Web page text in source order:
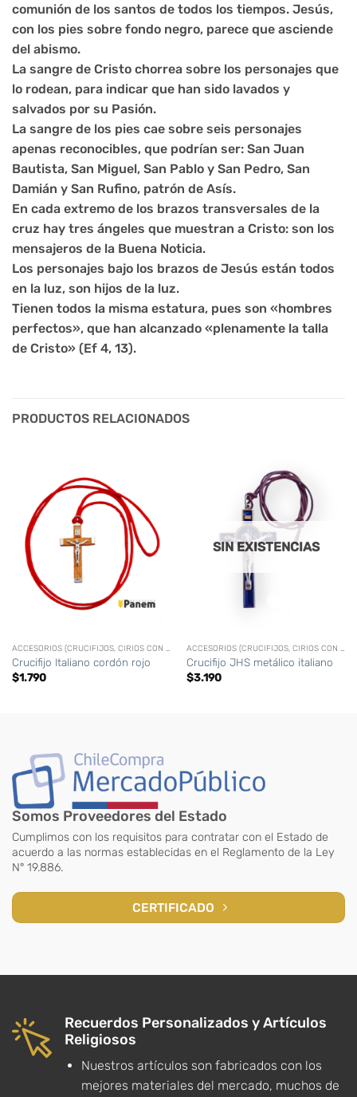
comunión de los santos de todos los tiempos. Jesús,
con los pies sobre fondo negro, parece que asciende
del abismo.
La sangre de Cristo chorrea sobre los personajes que
lo rodean, para indicar que han sido lavados y
salvados por su Pasión.
La sangre de los pies cae sobre seis personajes
apenas reconocibles, que podrían ser: San Juan
Bautista, San Miguel, San Pablo y San Pedro, San
Damián y San Rufino, patrón de Asís.
En cada extremo de los brazos transversales de la
cruz hay tres ángeles que muestran a Cristo: son los
mensajeros de la Buena Noticia.
Los personajes bajo los brazos de Jesús están todos
en la luz, son hijos de la luz.
Tienen todos la misma estatura, pues son «hombres
perfectos», que han alcanzado «plenamente la talla
de Cristo» (Ef 4, 13).
PRODUCTOS RELACIONADOS
ACCESORIOS (CRUCIFIJOS, CIRIOS CON LOGO, VELAS, ETC)
Crucifijo Italiano cordón rojo
$1.790
SIN EXISTENCIAS
ACCESORIOS (CRUCIFIJOS, CIRIOS CON LOGO, VELAS, ETC)
Crucifijo JHS metálico italiano
$3.190
Somos Proveedores del Estado
Cumplimos con los requisitos para contratar con el Estado de
acuerdo a las normas establecidas en el Reglamento de la Ley
N° 19.886.
CERTIFICADO
Recuerdos Personalizados y Artículos
Religiosos
Nuestros artículos son fabricados con los
mejores materiales del mercado, muchos de